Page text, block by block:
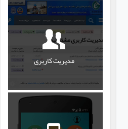
مدیریت کاربری